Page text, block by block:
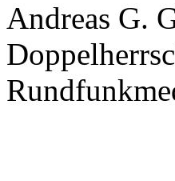
Andreas G.